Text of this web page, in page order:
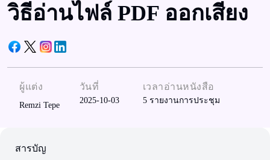
วิธีอ่านไฟล์ PDF ออกเสียง
ผู้แต่ง
Remzi Tepe
วันที่
2025-10-03
เวลาอ่านหนังสือ
5 รายงานการประชุม
สารบัญ